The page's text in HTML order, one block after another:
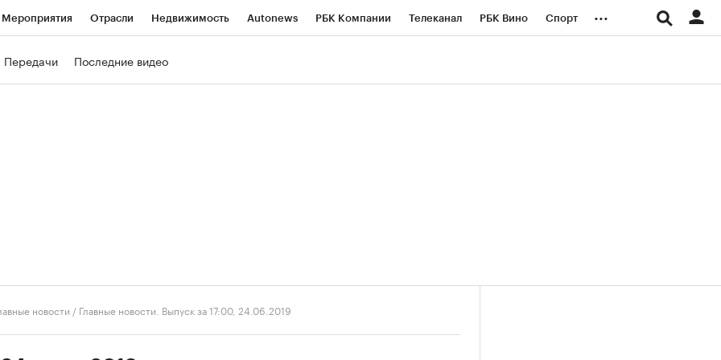
Мероприятия Отрасли Недвижимость Autonews РБК Компании Телеканал РБК Вино Спорт ...
Передачи Последние видео
новости / Главные новости. Выпуск за 17:00, 24.06.2019